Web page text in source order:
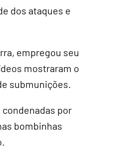
dos ataques e
empregou seu
mostraram o
submunições.
por
bombinhas